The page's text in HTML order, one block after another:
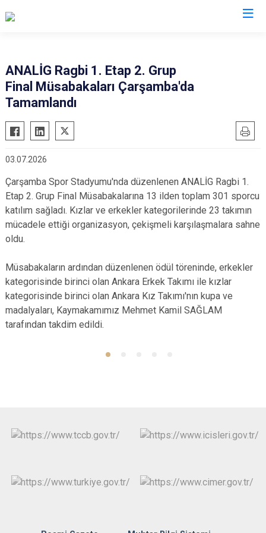
19 Mayıs
Asarcık
Çarşamba
Havza
Kavak
Ladik
Salıpazarı
Atakum
Canik
İlkadım
ANALİG Ragbi 1. Etap 2. Grup
Final Müsabakaları Çarşamba'da
Tamamlandı
03.07.2026
Çarşamba Spor Stadyumu'nda düzenlenen ANALİG Ragbi 1.
Etap 2. Grup Final Müsabakalarına 13 ilden toplam 301 sporcu
katılım sağladı. Kızlar ve erkekler kategorilerinde 23 takımın
mücadele ettiği organizasyon, çekişmeli karşılaşmalara sahne
oldu.
Müsabakaların ardından düzenlenen ödül töreninde, erkekler
kategorisinde birinci olan Ankara Erkek Takımı ile kızlar
kategorisinde birinci olan Ankara Kız Takımı'nın kupa ve
madalyaları, Kaymakamımız Mehmet Kamil SAĞLAM
tarafından takdim edildi.